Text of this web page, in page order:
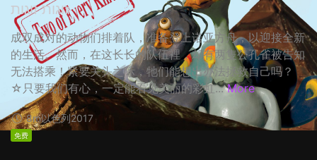
זוגות זוגות
成双成对的动物们排着队，准备登上诺亚方舟，以迎接全新
的生活。然而，在这长长的队伍裡，却有两隻公孔雀被告知
无法搭乘！紧要关头之际，牠们能想出办法拯救自己吗？
☆只要我们有心，一定能看见美丽的彩虹... More
8m以色列2017
免费